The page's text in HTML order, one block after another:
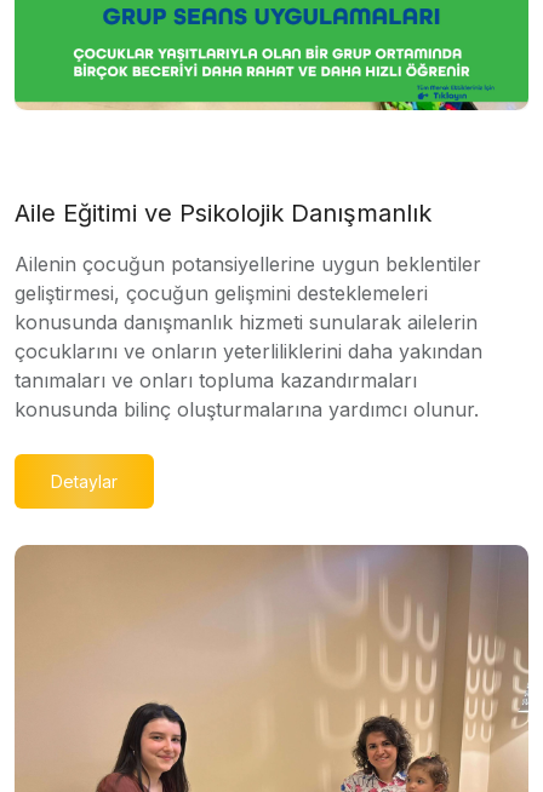
Aile Eğitimi ve Psikolojik Danışmanlık
Ailenin çocuğun potansiyellerine uygun beklentiler
geliştirmesi, çocuğun gelişmini desteklemeleri
konusunda danışmanlık hizmeti sunularak ailelerin
çocuklarını ve onların yeterliliklerini daha yakından
tanımaları ve onları topluma kazandırmaları
konusunda bilinç oluşturmalarına yardımcı olunur.
Detaylar